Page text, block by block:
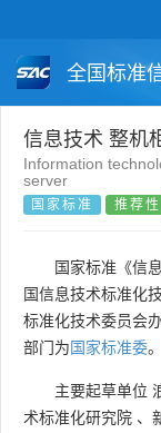
全国标准
国家标准
团体标准
信息技术 整机
Information
server
国家标准 推荐性
国家标准《信
国信息技术标准化
标准化技术委员会
部门为国家标准委。
主要起草单位
术标准化研究院 、